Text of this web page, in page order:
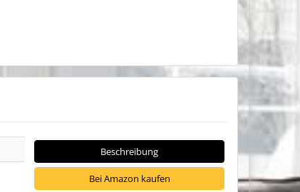
Beschreibung
Bei Amazon kaufen